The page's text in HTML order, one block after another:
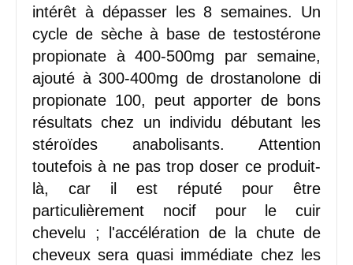
intérêt à dépasser les 8 semaines. Un
cycle de sèche à base de testostérone
propionate à 400-500mg par semaine,
ajouté à 300-400mg de drostanolone di
propionate 100, peut apporter de bons
résultats chez un individu débutant les
stéroïdes anabolisants. Attention
toutefois à ne pas trop doser ce produit-
là, car il est réputé pour être
particulièrement nocif pour le cuir
chevelu ; l'accélération de la chute de
cheveux sera quasi immédiate chez les